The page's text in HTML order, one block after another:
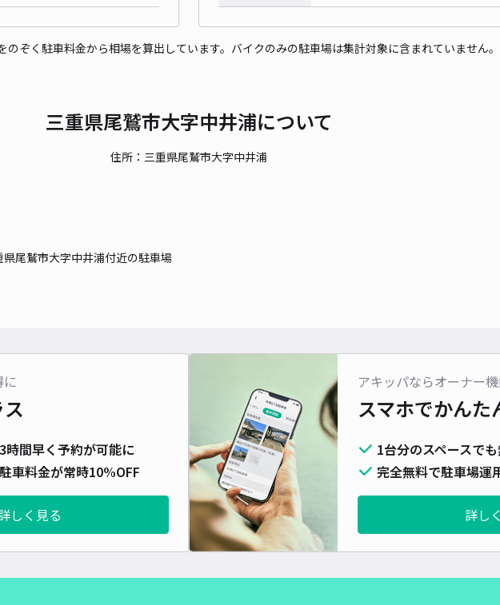
のぞく駐車料金から相場を算出しています。バイクのみの駐車場は集計対象に含まれていません。
三重県尾鷲市大字中井浦について
住所：三重県尾鷲市大字中井浦
県尾鷲市大字中井浦付近の駐車場
に
時間早く予約が可能に
車料金が常時10%OFF
しく見る
アキッパならオーナー
スマホでかんた
1台分のスペースで
完全無料で駐車場運
詳し